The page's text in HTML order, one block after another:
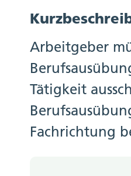
Arbeitgeber
Tätigkeit
Fachrichtung